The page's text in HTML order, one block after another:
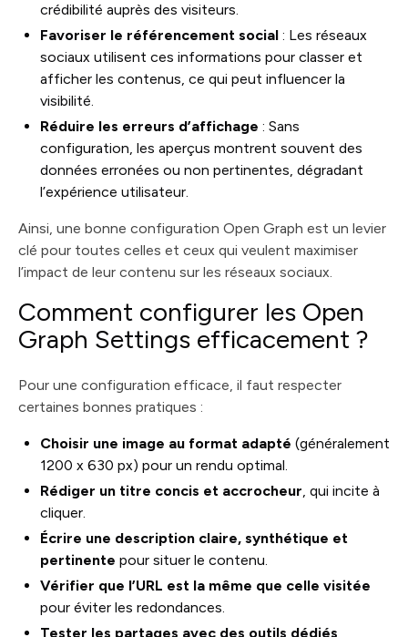
crédibilité auprès des visiteurs.
Favoriser le référencement social : Les réseaux
sociaux utilisent ces informations pour classer et
afficher les contenus, ce qui peut influencer la
visibilité.
Réduire les erreurs d’affichage : Sans
configuration, les aperçus montrent souvent des
données erronées ou non pertinentes, dégradant
l’expérience utilisateur.
Ainsi, une bonne configuration Open Graph est un levier
clé pour toutes celles et ceux qui veulent maximiser
l’impact de leur contenu sur les réseaux sociaux.
Comment configurer les Open
Graph Settings efficacement ?
Pour une configuration efficace, il faut respecter
certaines bonnes pratiques :
Choisir une image au format adapté (généralement
1200 x 630 px) pour un rendu optimal.
Rédiger un titre concis et accrocheur, qui incite à
cliquer.
Écrire une description claire, synthétique et
pertinente pour situer le contenu.
Vérifier que l’URL est la même que celle visitée
pour éviter les redondances.
Tester les partages avec des outils dédiés